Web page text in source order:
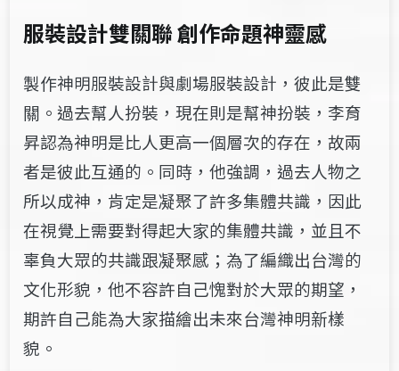
服裝設計雙關聯 創作命題神靈感
製作神明服裝設計與劇場服裝設計，彼此是雙
關。過去幫人扮裝，現在則是幫神扮裝，李育
昇認為神明是比人更高一個層次的存在，故兩
者是彼此互通的。同時，他強調，過去人物之
所以成神，肯定是凝聚了許多集體共識，因此
在視覺上需要對得起大家的集體共識，並且不
辜負大眾的共識跟凝聚感；為了編織出台灣的
文化形貌，他不容許自己愧對於大眾的期望，
期許自己能為大家描繪出未來台灣神明新樣
貌。